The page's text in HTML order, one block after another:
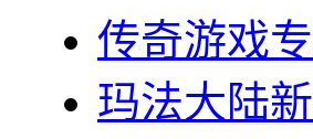
传奇游戏
玛法大陆